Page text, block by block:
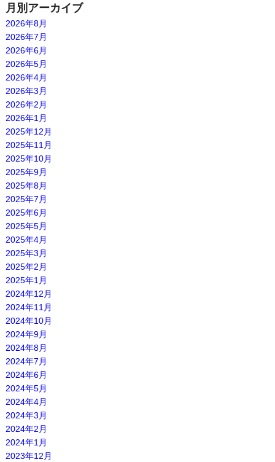
月別アーカイブ
2026年8月
2026年7月
2026年6月
2026年5月
2026年4月
2026年3月
2026年2月
2026年1月
2025年12月
2025年11月
2025年10月
2025年9月
2025年8月
2025年7月
2025年6月
2025年5月
2025年4月
2025年3月
2025年2月
2025年1月
2024年12月
2024年11月
2024年10月
2024年9月
2024年8月
2024年7月
2024年6月
2024年5月
2024年4月
2024年3月
2024年2月
2024年1月
2023年12月